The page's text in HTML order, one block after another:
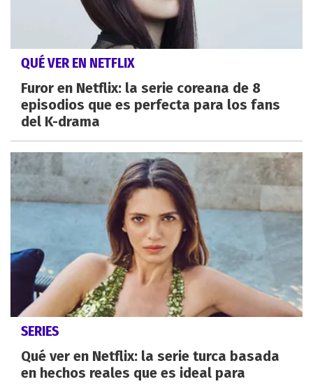
QUÉ VER EN NETFLIX
Furor en Netflix: la serie coreana de 8
episodios que es perfecta para los fans
del K-drama
SERIES
Qué ver en Netflix: la serie turca basada
en hechos reales que es ideal para